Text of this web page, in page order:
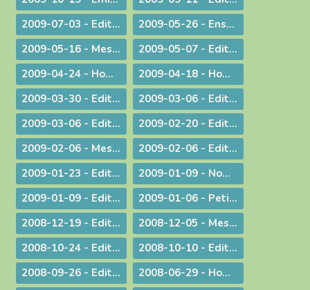
2009-07-03 - Edito : Une toile de fond peu commune... pour une fin d'année ordinaire !
2009-05-26 - Enseignement : Journée du Presbyterium
2009-05-16 - Message : Evangélisation et année sacerdotale
2009-05-07 - Edito : Faut-il encore garder un peu de religion ?
2009-04-24 - Homélie pour la messe chrismale
2009-04-18 - Homélie : A Dieu !
2009-03-30 - ­Edito : Le choc de la dif­fé­rence
2009-03-06 - Edito : L'impact universel de nos responsabilités individuelles
2009-03-06 - Edito : Donner
2009-02-20 - Edito : Le droit de vivre !
2009-02-06 - Message aux diocésains à propos de la levée des excommunications des quatre évêques de la Fraternité Saint Pie X
2009-02-06 - Edito : Un nouveau pas sur la route de l'évangélisation
2009-01-23 - Edito : Une prière sans parole
2009-01-09 - Nomination : le P. S. Bataille, futur Supérieur du Séminaire Français de Rome
2009-01-09 - Edito : Sur les traces de saint Paul : le Forum de l'évangélisation
2009-01-06 - Petit guide de lecture de l'encylique « L'ÉGLISE VIT DE L'EUCHARISTIE »
2008-12-19 - Edito : Noël ou l'humilité de Dieu
2008-12-05 - Message pour le Jubilé du Saint Curé d'Ars
2008-10-24 - Edito : Rendez à César... rendez à Dieu...
2008-10-10 - Edito : La Parole de Dieu et la marche du monde
2008-09-26 - Edito : L'Eglise en France, une nouvelle fois visitée
2008-06-29 - Homélie pour les ordinations